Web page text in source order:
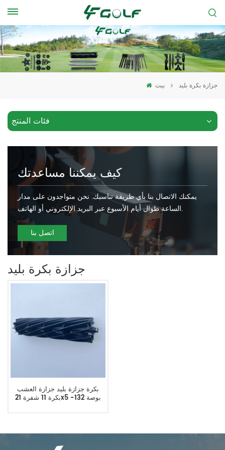
بيت جزازة بكرة بليد
فئات المنتج
كيف يمكننا مساعدتك
يمكنك الاتصال بنا بأي طريقة تناسبك. نحن متواجدون على مدار
الساعة طوال أيام الأسبوع عبر البريد الإلكتروني أو الهاتف.
اتصل بنا
جزازة بكرة بليد
بكرة جزازة بليد جزازة العشب
بكرة 11 شفرة 21x5 بوصة 132-